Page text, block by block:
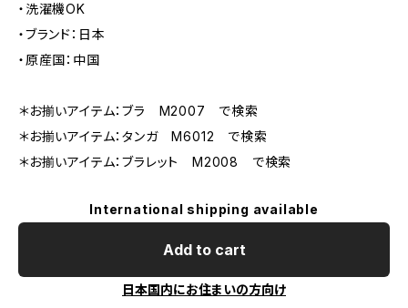
・洗濯機OK
・ブランド：日本
・原産国：中国
＊お揃いアイテム：ブラ M2007 で検索
＊お揃いアイテム：タンガ M6012 で検索
＊お揃いアイテム：ブラレット M2008 で検索
International shipping available
Add to cart
日本国内にお住まいの方向け